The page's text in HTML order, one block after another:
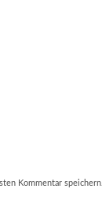
Kommentar speichern.